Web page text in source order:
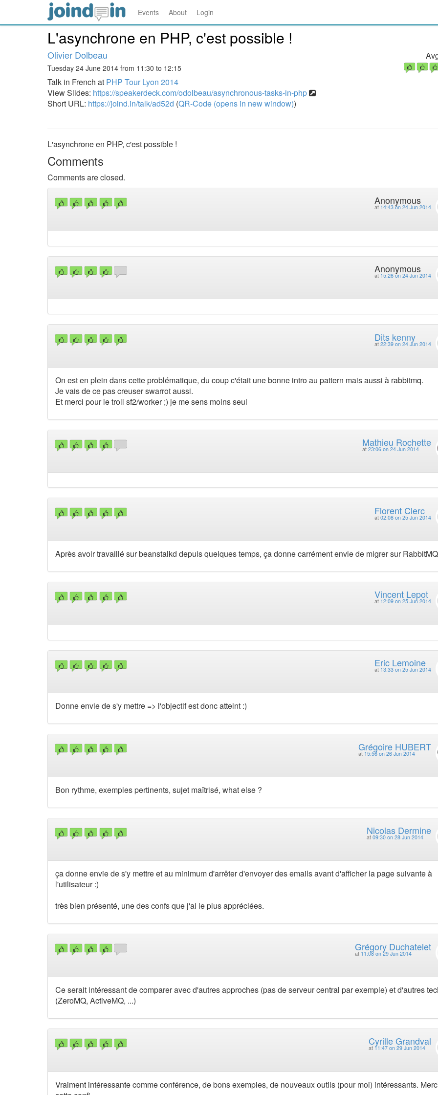
Events About Login
L'asynchrone en PHP, c'est possible !
Olivier Dolbeau
Tuesday 24 June 2014 from 11:30 to 12:15
Talk in French at PHP Tour Lyon 2014
View Slides: https://speakerdeck.com/odolbeau/asynchronous-tasks-in-php
Short URL: https://joind.in/talk/ad52d (QR-Code (opens in new window))
L'asynchrone en PHP, c'est possible !
Comments
Comments are closed.
Anonymous
at 14:43 on 24 Jun 2014
Anonymous
at 15:26 on 24 Jun 2014
Dits kenny
at 22:39 on 24 Jun 2014
On est en plein dans cette problématique, du coup c'était une bonne intro au pattern mais aussi à rabbitmq.
Je vais de ce pas creuser swarrot aussi.
Et merci pour le troll sf2/worker ;) je me sens moins seul
Mathieu Rochette
at 23:06 on 24 Jun 2014
Florent Clerc
at 02:08 on 25 Jun 2014
Après avoir travaillé sur beanstalkd depuis quelques temps, ça donne carrément envie de migrer sur
Vincent Lepot
at 12:09 on 25 Jun 2014
Eric Lemoine
at 13:33 on 25 Jun 2014
Donne envie de s'y mettre => l'objectif est donc atteint :)
Grégoire HUBERT
at 15:56 on 26 Jun 2014
Bon rythme, exemples pertinents, sujet maîtrisé, what else ?
Nicolas Dermine
at 09:30 on 28 Jun 2014
ça donne envie de s'y mettre et au minimum d'arrêter d'envoyer des emails avant d'afficher la page suivante à
l'utilisateur :)
très bien présenté, une des confs que j'ai le plus appréciées.
Grégory Duchatelet
at 11:08 on 29 Jun 2014
Ce serait intéressant de comparer avec d'autres approches (pas de serveur central par exemple) et d'autres
(ZeroMQ, ActiveMQ, ...)
Cyrille Grandval
at 11:47 on 29 Jun 2014
Vraiment intéressante comme conférence, de bons exemples, de nouveaux outils (pour moi) intéressants.